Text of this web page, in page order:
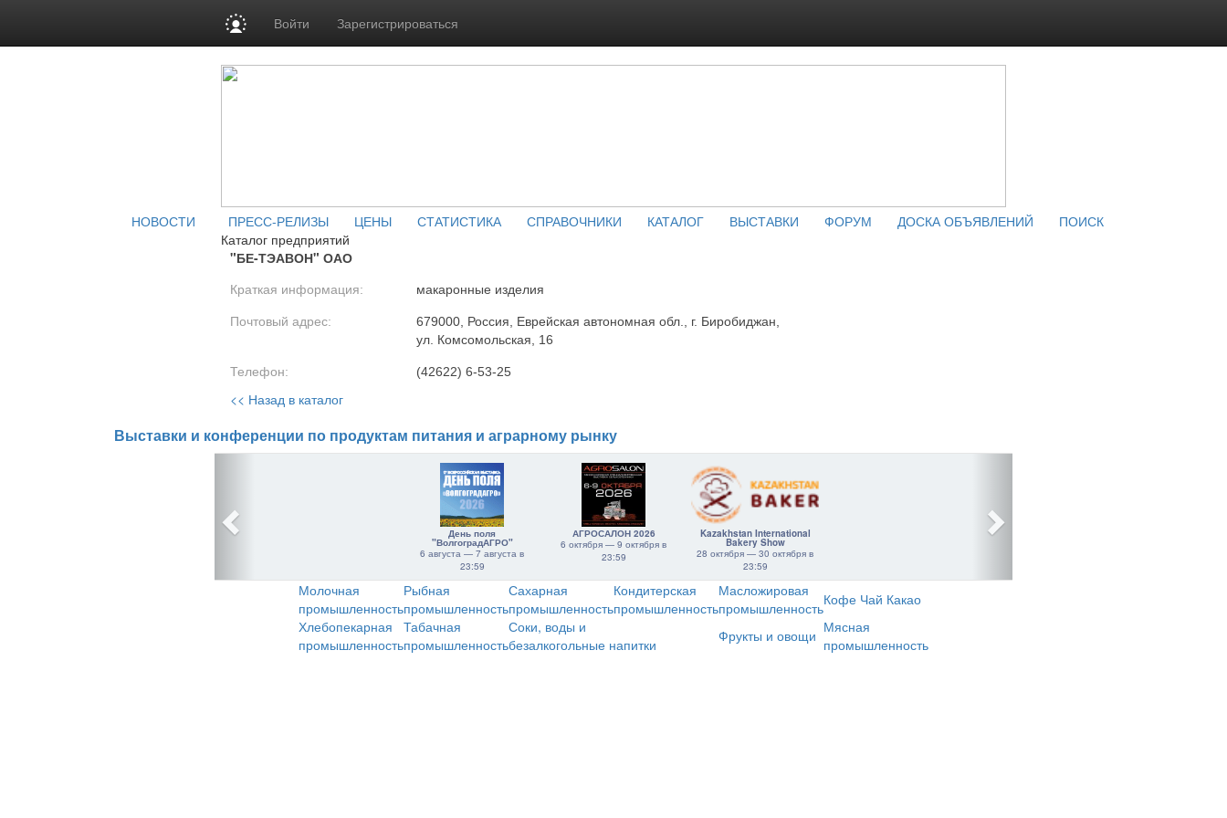
Войти Зарегистрироваться
НОВОСТИ ПРЕСС-РЕЛИЗЫ ЦЕНЫ СТАТИСТИКА СПРАВОЧНИКИ КАТАЛОГ ВЫСТАВКИ ФОРУМ ДОСКА ОБЪЯВЛЕНИЙ
ПОИСК
Каталог предприятий
"БЕ-ТЭАВОН" ОАО
Краткая информация: макаронные изделия
Почтовый адрес:
679000, Россия, Еврейская автономная обл., г. Биробиджан,
ул. Комсомольская, 16
Телефон: (42622) 6-53-25
<< Назад в каталог
Выставки и конференции по продуктам питания и аграрному рынку
День поля
"ВолгоградАГРО"
6 августа — 7 августа в
23:59
АГРОСАЛОН 2026
6 октября — 9 октября в
23:59
Kazakhstan International
Bakery Show
28 октября — 30 октября в
23:59
Молочная
промышленность
Рыбная
промышленность
Сахарная
промышленность
Кондитерская
промышленность
Масложировая
промышленностьКофе Чай Какао
Хлебопекарная
промышленность
Табачная
промышленность
Соки, воды и
безалкогольные напитки
Фрукты и овощи Мясная
промышленность